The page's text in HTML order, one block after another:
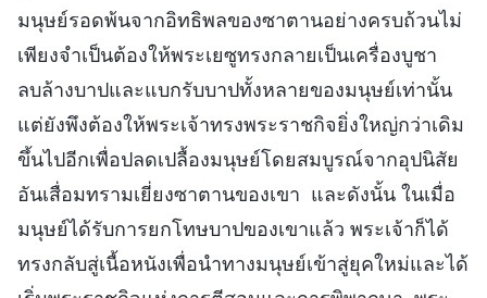
มนุษย์รอดพ้นจากอิทธิพลของซาตานอย่างครบถ้วนไม่
เพียงจำเป็นต้องให้พระเยซูทรงกลายเป็นเครื่องบูชา
ลบล้างบาปและแบกรับบาปทั้งหลายของมนุษย์เท่านั้น
แต่ยังพึงต้องให้พระเจ้าทรงพระราชกิจยิ่งใหญ่กว่าเดิม
ขึ้นไปอีกเพื่อปลดเปลื้องมนุษย์โดยสมบูรณ์จากอุปนิสัย
อันเสื่อมทรามเยี่ยงซาตานของเขา และดังนั้น ในเมื่อ
มนุษย์ได้รับการยกโทษบาปของเขาแล้ว พระเจ้าก็ได้
ทรงกลับสู่เนื้อหนังเพื่อนำทางมนุษย์เข้าสู่ยุคใหม่และได้